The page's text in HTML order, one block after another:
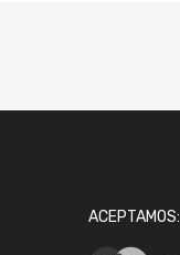
ACEPTAMOS: